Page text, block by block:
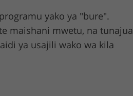
yako ya "bure".
maishani mwetu, na tunajua
ya usajili wako wa kila